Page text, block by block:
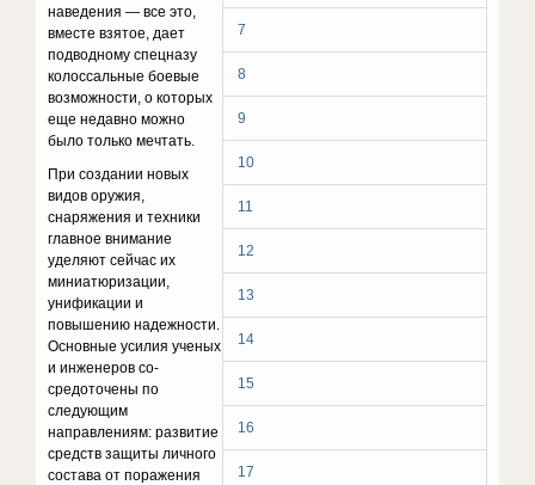
7
8
9
10
11
12
13
14
15
16
17
наведения — все это,
вместе взятое, дает
подводному спецназу
колоссальные боевые
возможности, о которых
еще недав­но можно
было только мечтать.
При создании новых
видов оружия,
снаряжения и техники
глав­ное внимание
уделяют сейчас их
миниатюризации,
унификации и
повышению надежности.
Основные усилия ученых
и инженеров со­
средоточены по
следующим
направлениям: развитие
средств защи­ты личного
состава от поражения